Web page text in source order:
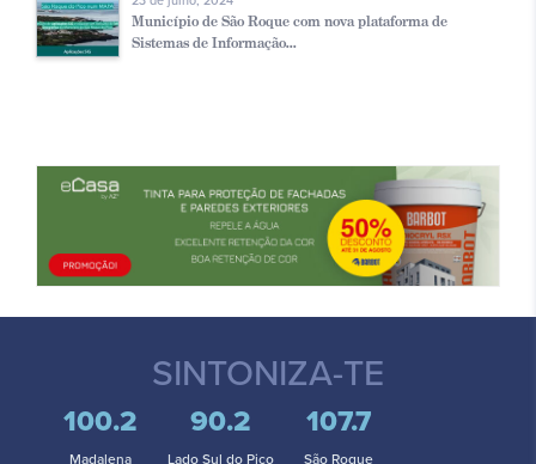
Município de São Roque com nova plataforma de
Sistemas de Informação...
SINTONIZA-TE
100.2
Madalena
90.2
Lado Sul do Pico
107.7
São Roque